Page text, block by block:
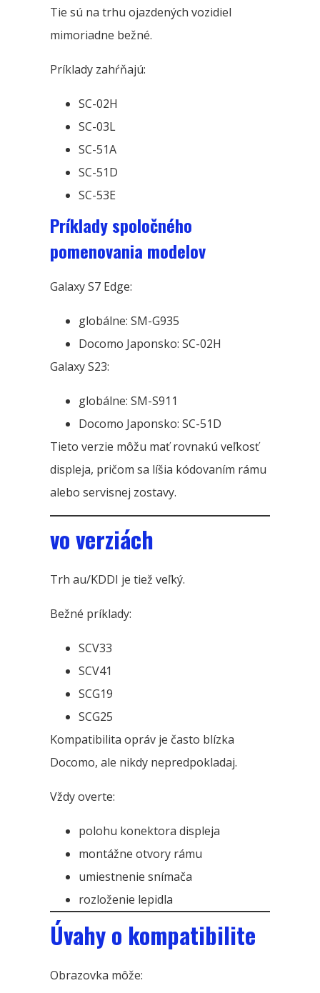
Tie sú na trhu ojazdených vozidiel
mimoriadne bežné.
Príklady zahŕňajú:
SC-02H
SC-03L
SC-51A
SC-51D
SC-53E
Príklady spoločného
pomenovania modelov
Galaxy S7 Edge:
globálne: SM-G935
Docomo Japonsko: SC-02H
Galaxy S23:
globálne: SM-S911
Docomo Japonsko: SC-51D
Tieto verzie môžu mať rovnakú veľkosť
displeja, pričom sa líšia kódovaním rámu
alebo servisnej zostavy.
vo verziách
Trh au/KDDI je tiež veľký.
Bežné príklady:
SCV33
SCV41
SCG19
SCG25
Kompatibilita opráv je často blízka
Docomo, ale nikdy nepredpokladaj.
Vždy overte:
polohu konektora displeja
montážne otvory rámu
umiestnenie snímača
rozloženie lepidla
Úvahy o kompatibilite
Obrazovka môže: